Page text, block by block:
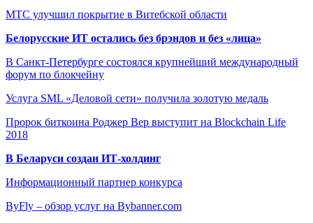
МТС улучшил покрытие в Витебской области
Белорусские ИТ остались без брэндов и без «лица»
В Санкт-Петербурге состоялся крупнейший международный
форум по блокчейну
Услуга SML «Деловой сети» получила золотую медаль
Пророк биткоина Роджер Вер выступит на Blockchain Life
2018
В Беларуси создан ИТ-холдинг
Информационный партнер конкурса
ByFly – обзор услуг на Bybanner.com